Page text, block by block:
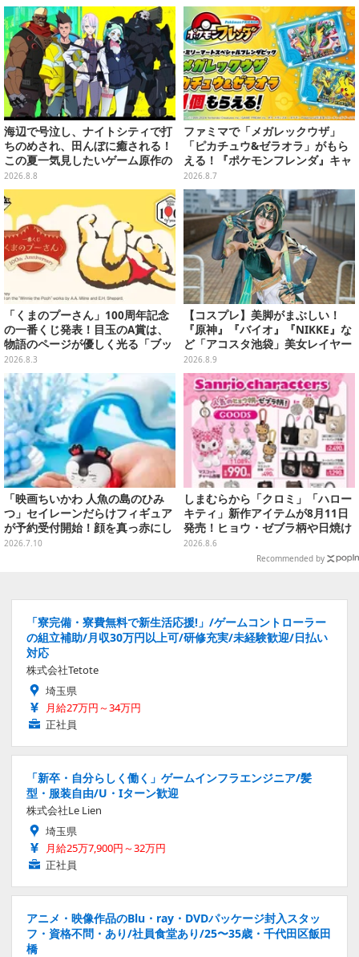
海辺で号泣し、ナイトシティで打
ちのめされ、田んぼに癒される！
この夏一気見したいゲーム原作の
名作アニメ10選を一挙紹介【特
集】
2026.8.8
ファミマで「メガレックウザ」
「ピカチュウ&ゼラオラ」がもら
える！『ポケモンフレンダ』キャ
ンペーンが8月11日開始
2026.8.7
「くまのプーさん」100周年記念
の一番くじ発表！目玉のA賞は、
物語のページが優しく光る「ブッ
クシェイプドライト」
2026.8.3
【コスプレ】美脚がまぶしい！
『原神』『バイオ』『NIKKE』な
ど「アコスタ池袋」美女レイヤー
まとめ
2026.8.9
「映画ちいかわ 人魚の島のひみ
つ」セイレーンだらけフィギュア
が予約受付開始！顔を真っ赤にし
て口を塞ぐ姿など全6種
2026.7.10
しまむらから「クロミ」「ハロー
キティ」新作アイテムが8月11日
発売！ヒョウ・ゼブラ柄や日焼け
デザインの可愛い雑貨・アパレル
2026.8.6
Recommended by
「寮完備・寮費無料で新生活応援!」/ゲームコントローラー
の組立補助/月収30万円以上可/研修充実/未経験歓迎/日払い
対応
株式会社Tetote
埼玉県
月給27万円～34万円
正社員
「新卒・自分らしく働く」ゲームインフラエンジニア/髪
型・服装自由/U・Iターン歓迎
株式会社Le Lien
埼玉県
月給25万7,900円～32万円
正社員
アニメ・映像作品のBlu・ray・DVDパッケージ封入スタッ
フ・資格不問・あり/社員食堂あり/25〜35歳・千代田区飯田
橋